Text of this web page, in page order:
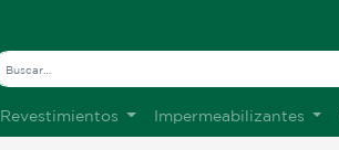
Revestimientos Impermeabilizantes